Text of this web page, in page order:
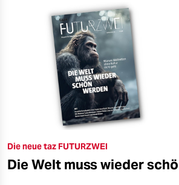
Die neue taz FUTURZWEI
Die Welt muss wieder